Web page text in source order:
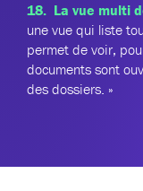
18. La vue multi
une vue qui liste
permet de voir,
documents sont
des dossiers. »